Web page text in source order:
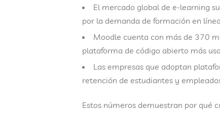
El mercado global de e-learning
por la demanda de formación en
Moodle cuenta con más de 370
plataforma de código abierto más
Las empresas que adoptan
retención de estudiantes y
Estos números demuestran por qué